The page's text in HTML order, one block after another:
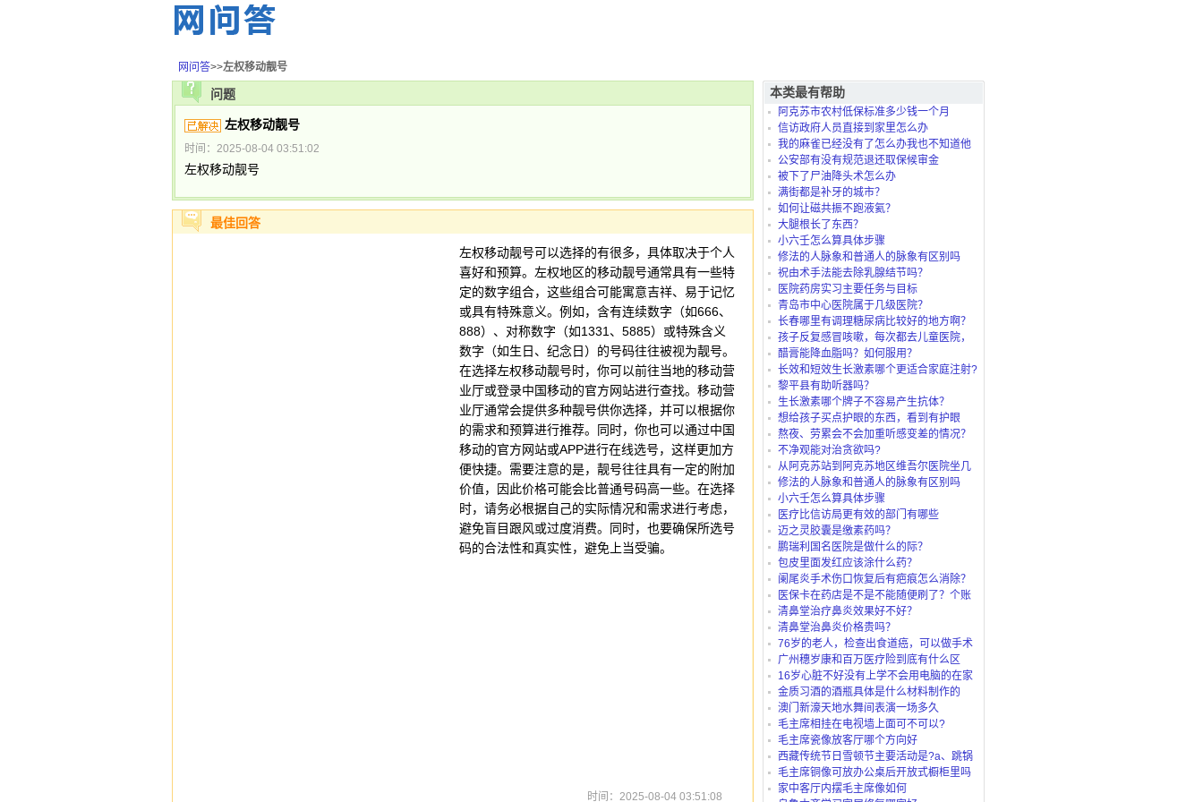
网问答>>左权移动靓号
问题
左权移动靓号
时间：2025-08-04 03:51:02
左权移动靓号
最佳回答
左权移动靓号可以选择的有很多，具体取决于个人
喜好和预算。左权地区的移动靓号通常具有一些特
定的数字组合，这些组合可能寓意吉祥、易于记忆
或具有特殊意义。例如，含有连续数字（如666、
888）、对称数字（如1331、5885）或特殊含义
数字（如生日、纪念日）的号码往往被视为靓号。
在选择左权移动靓号时，你可以前往当地的移动营
业厅或登录中国移动的官方网站进行查找。移动营
业厅通常会提供多种靓号供你选择，并可以根据你
的需求和预算进行推荐。同时，你也可以通过中国
移动的官方网站或APP进行在线选号，这样更加方
便快捷。需要注意的是，靓号往往具有一定的附加
价值，因此价格可能会比普通号码高一些。在选择
时，请务必根据自己的实际情况和需求进行考虑，
避免盲目跟风或过度消费。同时，也要确保所选号
码的合法性和真实性，避免上当受骗。
时间：2025-08-04 03:51:08
本类最有帮助
阿克苏市农村低保标准多少钱一个月
信访政府人员直接到家里怎么办
我的麻雀已经没有了怎么办我也不知道他
是怎么死的？
公安部有没有规范退还取保候审金
被下了尸油降头术怎么办
满街都是补牙的城市？
如何让磁共振不跑液氦？
大腿根长了东西？
小六壬怎么算具体步骤
修法的人脉象和普通人的脉象有区别吗
祝由术手法能去除乳腺结节吗？
医院药房实习主要任务与目标
青岛市中心医院属于几级医院？
长春哪里有调理糖尿病比较好的地方啊？
孩子反复感冒咳嗽，每次都去儿童医院，
太折腾了，北
醋膏能降血脂吗？如何服用？
长效和短效生长激素哪个更适合家庭注射?
黎平县有助听器吗？
生长激素哪个牌子不容易产生抗体？
想给孩子买点护眼的东西，看到有护眼
仪、护眼灯、还
熬夜、劳累会不会加重听感变差的情况？
不净观能对治贪欲吗?
从阿克苏站到阿克苏地区维吾尔医院坐几
路公交
修法的人脉象和普通人的脉象有区别吗
小六壬怎么算具体步骤
医疗比信访局更有效的部门有哪些
迈之灵胶囊是缴素药吗？
鹏瑞利国名医院是做什么的际？
包皮里面发红应该涂什么药？
阑尾炎手术伤口恢复后有疤痕怎么消除？
医保卡在药店是不是不能随便刷了？个账
“白名单”是
清鼻堂治疗鼻炎效果好不好？
清鼻堂治鼻炎价格贵吗？
76岁的老人，检查出食道癌，可以做手术
吗？广州穗岁康和百万医疗险到底有什么区
别？有了穗岁还
16岁心脏不好没有上学不会用电脑的在家
里可以上什么
金质习酒的酒瓶具体是什么材料制作的
澳门新濠天地水舞间表演一场多久
毛主席相挂在电视墙上面可不可以?
毛主席瓷像放客厅哪个方向好
西藏传统节日雪顿节主要活动是?a、跳锅
庄b、藏马c、
毛主席铜像可放办公桌后开放式橱柜里吗
家中客厅内摆毛主席像如何